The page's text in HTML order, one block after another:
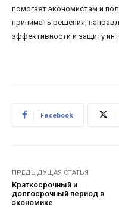
помогает экономистам и
принимать решения,
эффективности и защиту
Facebook
ПРЕДЫДУЩАЯ СТАТЬЯ
Краткосрочный и
долгосрочный период в
экономике